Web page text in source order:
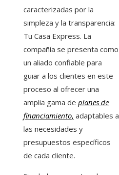
caracterizadas por la
simpleza y la transparencia:
Tu Casa Express. La
compañía se presenta como
un aliado confiable para
guiar a los clientes en este
proceso al ofrecer una
amplia gama de planes de
financiamiento, adaptables a
las necesidades y
presupuestos específicos
de cada cliente.